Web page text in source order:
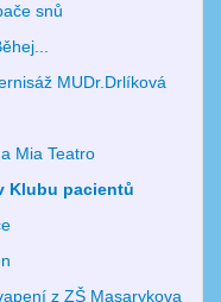
snů
MUDr.Drlíková
Mia Teatro
Klubu pacientů
z ZŠ Masarykova